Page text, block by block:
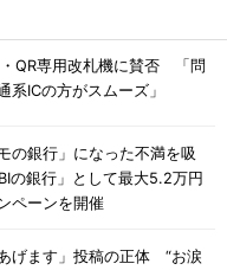
・QR専用改札機に賛否 「問
系ICの方がスムーズ」
の銀行」になった不満を吸
の銀行」として最大5.2万円
ペーンを開催
げます」投稿の正体 “お涙